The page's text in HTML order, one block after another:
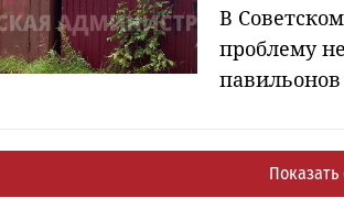
В
проблему